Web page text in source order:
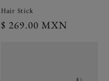
Hair Stick
Precio
$ 269.00 MXN